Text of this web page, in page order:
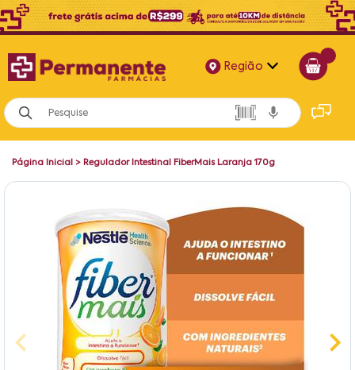
Região
Alagoas
Bahia
Página Inicial > Regulador Intestinal FiberMais Laranja 170g